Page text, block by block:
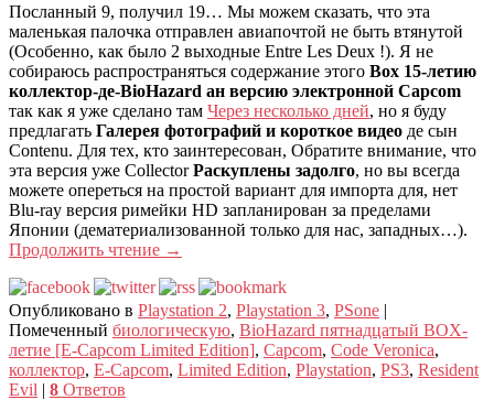
Посланный 9, получил 19… Мы можем сказать, что эта
маленькая палочка отправлен авиапочтой не быть втянутой
(Особенно, как было 2 выходные Entre Les Deux !). Я не
собираюсь распространяться содержание этого Box 15-летию
коллектор-де-BioHazard ан версию электронной Capcom
так как я уже сделано там Через несколько дней, но я буду
предлагать Галерея фотографий и короткое видео де сын
Contenu. Для тех, кто заинтересован, Обратите внимание, что
эта версия уже CollectorРаскуплены задолго, но вы всегда
можете опереться на простой вариант для импорта для, нет
Blu-ray версия римейки HD запланирован за пределами
Японии (дематериализованной только для нас, западных…).
Продолжить чтение →
Опубликовано в Playstation 2, Playstation 3, PSone |
Помеченный биологическую, BioHazard пятнадцатый BOX-
летие [E-Capcom Limited Edition], Capcom, Code Veronica,
коллектор, E-Capcom, Limited Edition, Playstation, PS3, Resident
Evil | 8 Ответов